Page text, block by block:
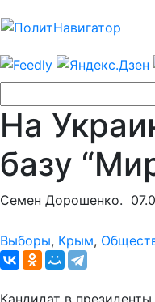
На
базу
Семен Дорошенко.
Выборы, Крым,
Кандидат в